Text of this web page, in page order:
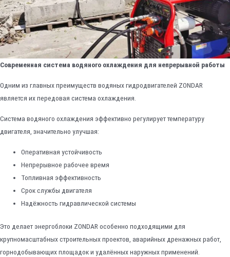
Современная система водяного охлаждения для непрерывной работы
Одним из главных преимуществ водяных гидродвигателей ZONDAR
является их передовая система охлаждения.
Система водяного охлаждения эффективно регулирует температуру
двигателя, значительно улучшая:
Оперативная устойчивость
Непрерывное рабочее время
Топливная эффективность
Срок службы двигателя
Надёжность гидравлической системы
Это делает энергоблоки ZONDAR особенно подходящими для
крупномасштабных строительных проектов, аварийных дренажных работ,
горнодобывающих площадок и удалённых наружных применений.